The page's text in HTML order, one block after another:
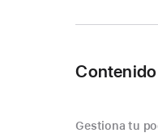
Gestiona tu